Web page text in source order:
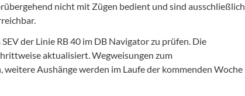
nicht mit Zügen bedient und sind ausschließlich
der Linie RB 40 im DB Navigator zu prüfen. Die
aktualisiert. Wegweisungen zum
Aushänge werden im Laufe der kommenden Woche